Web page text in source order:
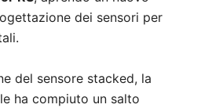
dei sensori per
del sensore stacked, la
ha compiuto un salto